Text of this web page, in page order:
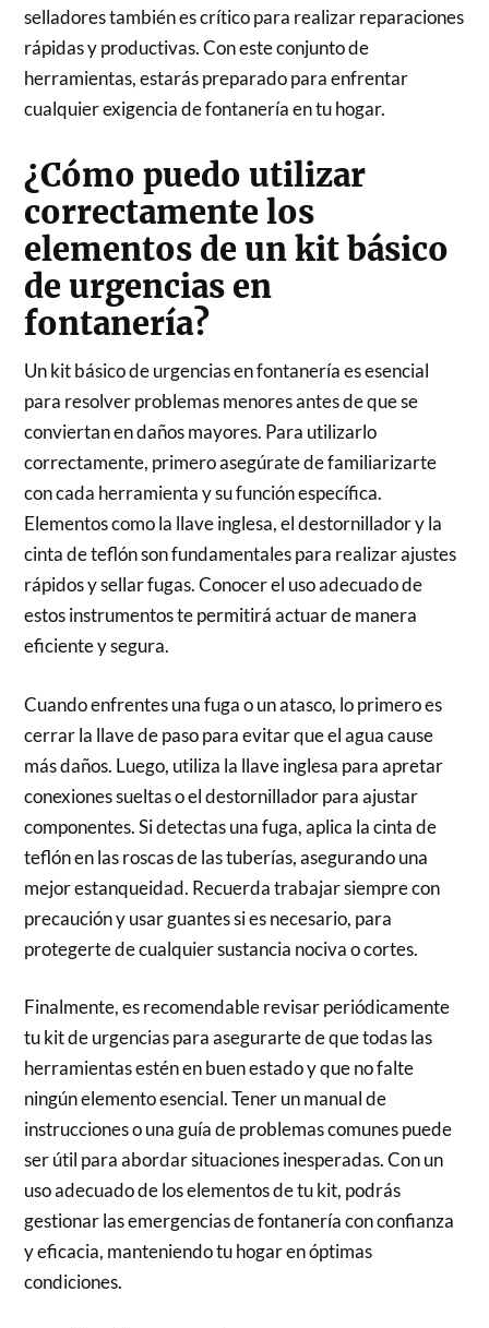
selladores también es crítico para realizar reparaciones
rápidas y productivas. Con este conjunto de
herramientas, estarás preparado para enfrentar
cualquier exigencia de fontanería en tu hogar.
¿Cómo puedo utilizar
correctamente los
elementos de un kit básico
de urgencias en
fontanería?
Un kit básico de urgencias en fontanería es esencial
para resolver problemas menores antes de que se
conviertan en daños mayores. Para utilizarlo
correctamente, primero asegúrate de familiarizarte
con cada herramienta y su función específica.
Elementos como la llave inglesa, el destornillador y la
cinta de teflón son fundamentales para realizar ajustes
rápidos y sellar fugas. Conocer el uso adecuado de
estos instrumentos te permitirá actuar de manera
eficiente y segura.
Cuando enfrentes una fuga o un atasco, lo primero es
cerrar la llave de paso para evitar que el agua cause
más daños. Luego, utiliza la llave inglesa para apretar
conexiones sueltas o el destornillador para ajustar
componentes. Si detectas una fuga, aplica la cinta de
teflón en las roscas de las tuberías, asegurando una
mejor estanqueidad. Recuerda trabajar siempre con
precaución y usar guantes si es necesario, para
protegerte de cualquier sustancia nociva o cortes.
Finalmente, es recomendable revisar periódicamente
tu kit de urgencias para asegurarte de que todas las
herramientas estén en buen estado y que no falte
ningún elemento esencial. Tener un manual de
instrucciones o una guía de problemas comunes puede
ser útil para abordar situaciones inesperadas. Con un
uso adecuado de los elementos de tu kit, podrás
gestionar las emergencias de fontanería con confianza
y eficacia, manteniendo tu hogar en óptimas
condiciones.